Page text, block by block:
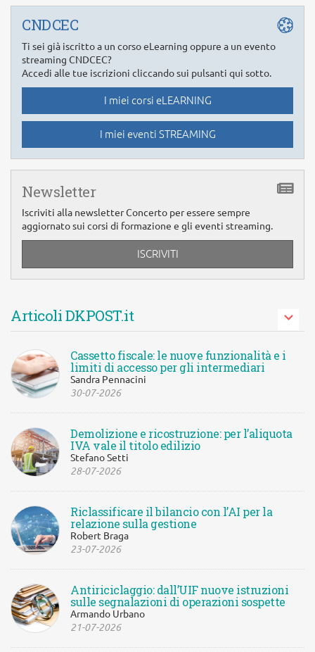
CNDCEC
Ti sei già iscritto a un corso eLearning oppure a un evento
streaming CNDCEC?
Accedi alle tue iscrizioni cliccando sui pulsanti qui sotto.
I miei corsi eLEARNING
I miei eventi STREAMING
Newsletter
Iscriviti alla newsletter Concerto per essere sempre
aggiornato sui corsi di formazione e gli eventi streaming.
ISCRIVITI
Articoli DKPOST.it
Cassetto fiscale: le nuove funzionalità e i
limiti di accesso per gli intermediari
Sandra Pennacini
30-07-2026
Demolizione e ricostruzione: per l’aliquota
IVA vale il titolo edilizio
Stefano Setti
28-07-2026
Riclassificare il bilancio con l’AI per la
relazione sulla gestione
Robert Braga
23-07-2026
Antiriciclaggio: dall’UIF nuove istruzioni
sulle segnalazioni di operazioni sospette
Armando Urbano
21-07-2026